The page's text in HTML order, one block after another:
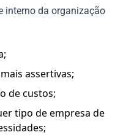
interno da organização
assertivas;
de custos;
tipo de empresa de